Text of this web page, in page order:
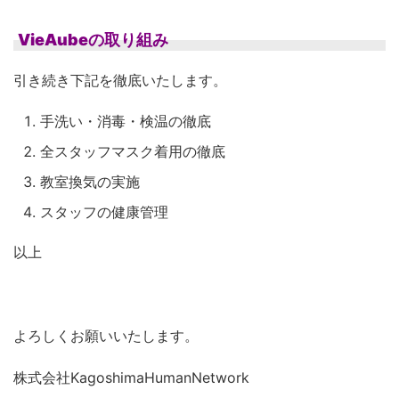
VieAubeの取り組み
引き続き下記を徹底いたします。
手洗い・消毒・検温の徹底
全スタッフマスク着用の徹底
教室換気の実施
スタッフの健康管理
以上
よろしくお願いいたします。
株式会社KagoshimaHumanNetwork